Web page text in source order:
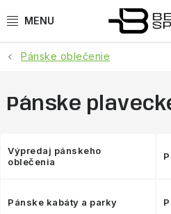
na
ŠPORTY
BEH
GOLDBERGH
OBLEČENIE
Pánske oblečenie
Pánske
Výpredaj pánskeho
oblečenia
Pánske kabáty a parky